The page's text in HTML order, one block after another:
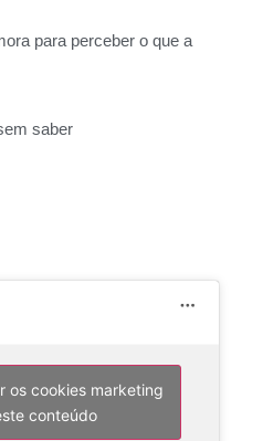
para perceber o que a
saber
os cookies marketing
conteúdo